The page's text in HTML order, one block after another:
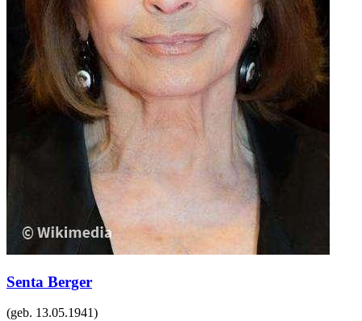
Senta Berger
(geb. 13.05.1941)